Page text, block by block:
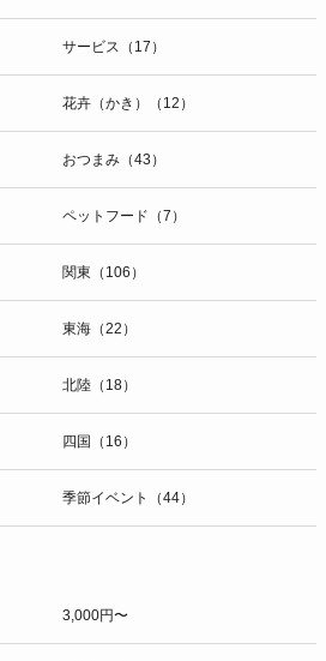
サービス（17）
花卉（かき）（12）
おつまみ（43）
ペットフード（7）
関東（106）
東海（22）
北陸（18）
四国（16）
季節イベント（44）
3,000円〜